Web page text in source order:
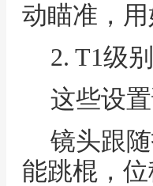
动瞄准，
2. T1级
这些设
镜头跟
能跳棍，